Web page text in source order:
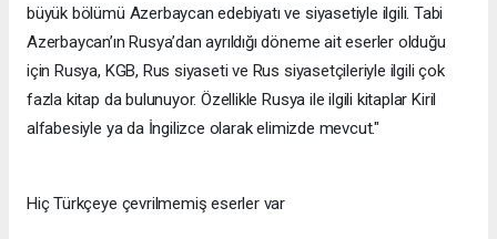
büyük bölümü Azerbaycan edebiyatı ve siyasetiyle ilgili. Tabi
Azerbaycan’ın Rusya’dan ayrıldığı döneme ait eserler olduğu
için Rusya, KGB, Rus siyaseti ve Rus siyasetçileriyle ilgili çok
fazla kitap da bulunuyor. Özellikle Rusya ile ilgili kitaplar Kiril
alfabesiyle ya da İngilizce olarak elimizde mevcut."
Hiç Türkçeye çevrilmemiş eserler var